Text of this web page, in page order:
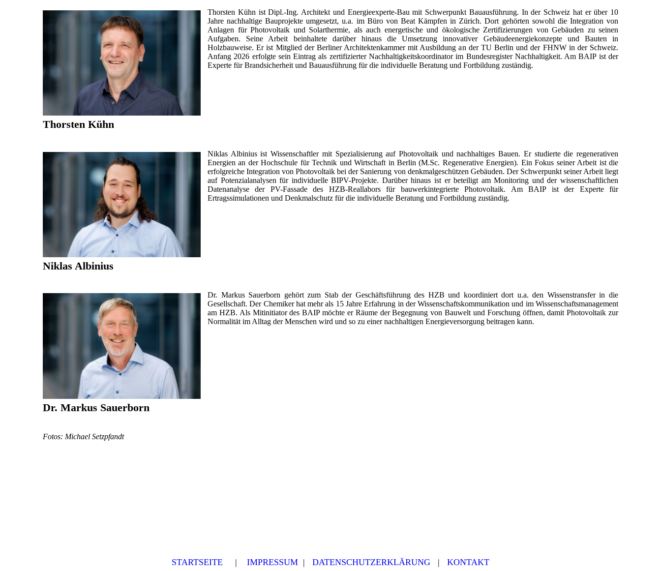
Thorsten Kühn
Thorsten Kühn ist Dipl.-Ing. Architekt und Energieexperte-Bau mit Schwerpunkt Bauausführung. In der Schweiz hat er über 10
Jahre nachhaltige Bauprojekte umgesetzt, u.a. im Büro von Beat Kämpfen in Zürich. Dort gehörten sowohl die Integration von
Anlagen für Photovoltaik und Solarthermie, als auch energetische und ökologische Zertifizierungen von Gebäuden zu seinen
Aufgaben. Seine Arbeit beinhaltete darüber hinaus die Umsetzung innovativer Gebäudeenergiekonzepte und Bauten in
Holzbauweise. Er ist Mitglied der Berliner Architektenkammer mit Ausbildung an der TU Berlin und der FHNW in der Schweiz.
Anfang 2026 erfolgte sein Eintrag als zertifizierter Nachhaltigkeitskoordinator im Bundesregister Nachhaltigkeit. Am BAIP ist der
Experte für Brandsicherheit und Bauausführung für die individuelle Beratung und Fortbildung zuständig.
Niklas Albinius
Niklas Albinius ist Wissenschaftler mit Spezialisierung auf Photovoltaik und nachhaltiges Bauen. Er studierte die regenerativen
Energien an der Hochschule für Technik und Wirtschaft in Berlin (M.Sc. Regenerative Energien). Ein Fokus seiner Arbeit ist die
erfolgreiche Integration von Photovoltaik bei der Sanierung von denkmalgeschützen Gebäuden. Der Schwerpunkt seiner Arbeit liegt
auf Potenzialanalysen für individuelle BIPV-Projekte. Darüber hinaus ist er beteiligt am Monitoring und der wissenschaftlichen
Datenanalyse der PV-Fassade des HZB-Reallabors für bauwerkintegrierte Photovoltaik. Am BAIP ist der Experte für
Ertragssimulationen und Denkmalschutz für die individuelle Beratung und Fortbildung zuständig.
Dr. Markus Sauerborn
Dr. Markus Sauerborn gehört zum Stab der Geschäftsführung des HZB und koordiniert dort u.a. den Wissenstransfer in die
Gesellschaft. Der Chemiker hat mehr als 15 Jahre Erfahrung in der Wissenschaftskommunikation und im Wissenschaftsmanagement
am HZB. Als Mitinitiator des BAIP möchte er Räume der Begegnung von Bauwelt und Forschung öffnen, damit Photovoltaik zur
Normalität im Alltag der Menschen wird und so zu einer nachhaltigen Energieversorgung beitragen kann.
Fotos: Michael Setzpfandt
STARTSEITE | IMPRESSUM | DATENSCHUTZERKLÄRUNG | KONTAKT